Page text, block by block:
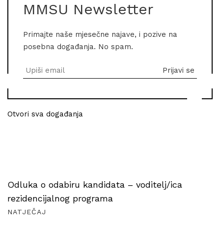
MMSU Newsletter
Primajte naše mjesečne najave, i pozive na
posebna događanja. No spam.
Otvori sva događanja
Odluka o odabiru kandidata – voditelj/ica
rezidencijalnog programa
NATJEČAJ